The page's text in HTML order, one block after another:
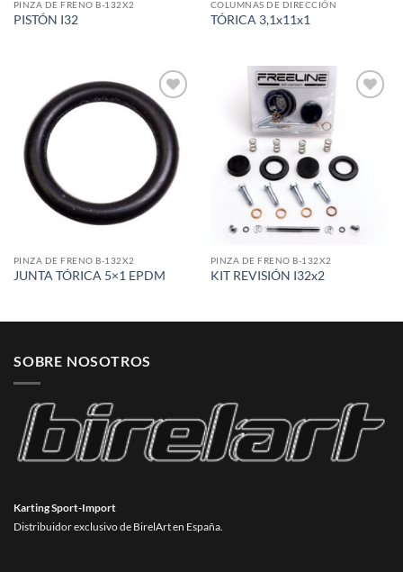
PINZA DE FRENO B-132X2
PISTÓN I32
COLUMNAS DE DIRECCIÓN
TÓRICA 3,1x11x1
Add to
wishlist
PINZA DE FRENO B-132X2
JUNTA TÓRICA 5×1 EPDM
PINZA DE FRENO B-132X2
KIT REVISIÓN I32x2
SOBRE NOSOTROS
Karting Sport-Import
Distribuidor exclusivo de BirelArt en España.